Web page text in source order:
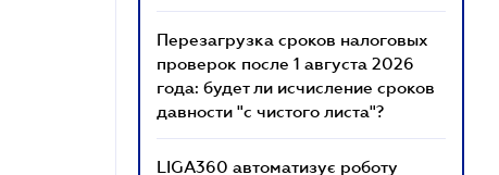
Перезагрузка сроков налоговых
проверок после 1 августа 2026
года: будет ли исчисление сроков
давности "с чистого листа"?
LIGA360 автоматизує роботу